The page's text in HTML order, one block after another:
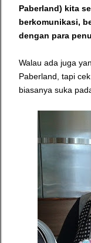
Paberland) kita
berkomunikasi,
dengan para
Walau ada juga
Paberland, tapi
biasanya suka